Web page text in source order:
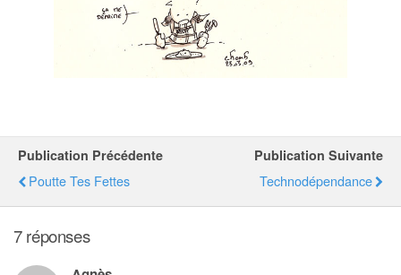
Publication Précédente
Poutte Tes Fettes
Publication Suivante
Technodépendance
7 réponses